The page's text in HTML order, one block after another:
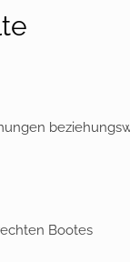
Bootes